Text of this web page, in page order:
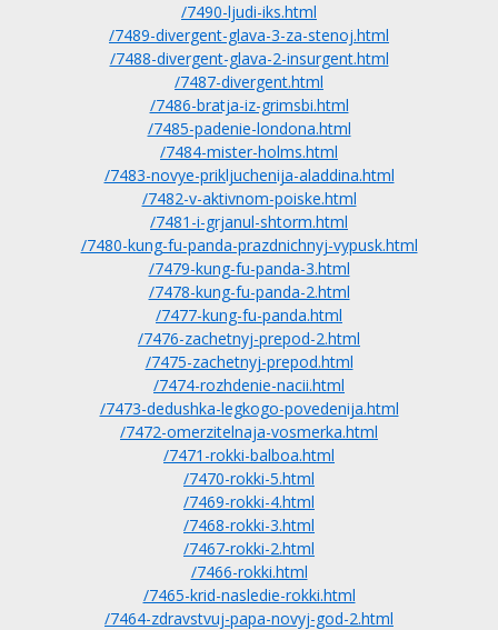
/7490-ljudi-iks.html
/7489-divergent-glava-3-za-stenoj.html
/7488-divergent-glava-2-insurgent.html
/7487-divergent.html
/7486-bratja-iz-grimsbi.html
/7485-padenie-londona.html
/7484-mister-holms.html
/7483-novye-prikljuchenija-aladdina.html
/7482-v-aktivnom-poiske.html
/7481-i-grjanul-shtorm.html
/7480-kung-fu-panda-prazdnichnyj-vypusk.html
/7479-kung-fu-panda-3.html
/7478-kung-fu-panda-2.html
/7477-kung-fu-panda.html
/7476-zachetnyj-prepod-2.html
/7475-zachetnyj-prepod.html
/7474-rozhdenie-nacii.html
/7473-dedushka-legkogo-povedenija.html
/7472-omerzitelnaja-vosmerka.html
/7471-rokki-balboa.html
/7470-rokki-5.html
/7469-rokki-4.html
/7468-rokki-3.html
/7467-rokki-2.html
/7466-rokki.html
/7465-krid-nasledie-rokki.html
/7464-zdravstvuj-papa-novyj-god-2.html